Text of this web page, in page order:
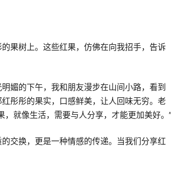
果树上。这些红果，仿佛在向我招手，告诉
媚的下午，我和朋友漫步在山间小路，看到
彤彤的果实，口感鲜美，让人回味无穷。老
就像生活，需要与人分享，才能更加美好。
交换，更是一种情感的传递。当我们分享红